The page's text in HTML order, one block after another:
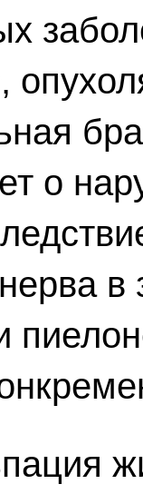
о
в